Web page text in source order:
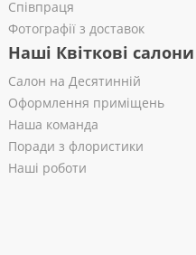
Співпраця
Фотографії з доставок
Наші Квіткові салони
Салон на Десятинній
Оформлення приміщень
Наша команда
Поради з флористики
Наші роботи